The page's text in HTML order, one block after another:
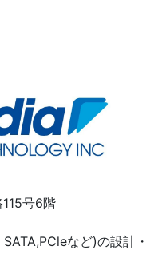
号6階
など)の設計・